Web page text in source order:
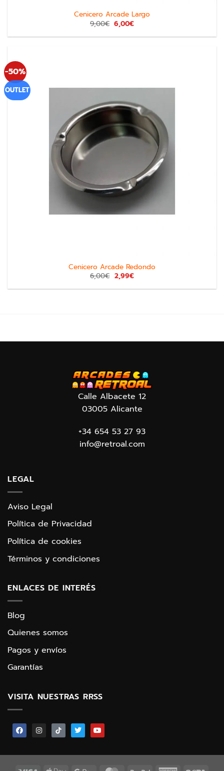
Cenicero Arcade Largo
9,00€ 6,00€
-50%
OUTLET
Cenicero Arcade Redondo
6,00€ 2,99€
Calle Albacete 12
03005 Alicante
+34 654 53 27 93
info@retroal.com
LEGAL
Aviso Legal
Política de Privacidad
Política de cookies
Términos y condiciones
ENLACES DE INTERÉS
Blog
Quienes somos
Pagos y envíos
Garantías
VISITA NUESTRAS RRSS